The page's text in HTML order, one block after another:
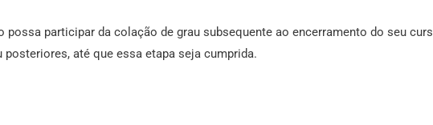
possa participar da colação de grau subsequente ao encerramento do seu
posteriores, até que essa etapa seja cumprida.